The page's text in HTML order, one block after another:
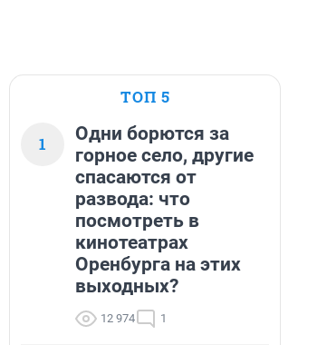
ТОП 5
1
Одни борются за
горное село, другие
спасаются от
развода: что
посмотреть в
кинотеатрах
Оренбурга на этих
выходных?
12 974 1